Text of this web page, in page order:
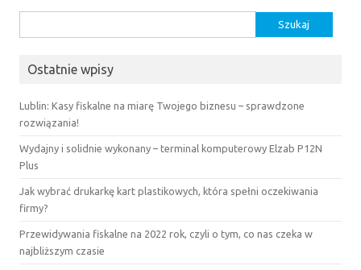
Ostatnie wpisy
Lublin: Kasy fiskalne na miarę Twojego biznesu – sprawdzone
rozwiązania!
Wydajny i solidnie wykonany – terminal komputerowy Elzab P12N
Plus
Jak wybrać drukarkę kart plastikowych, która spełni oczekiwania
firmy?
Przewidywania fiskalne na 2022 rok, czyli o tym, co nas czeka w
najbliższym czasie